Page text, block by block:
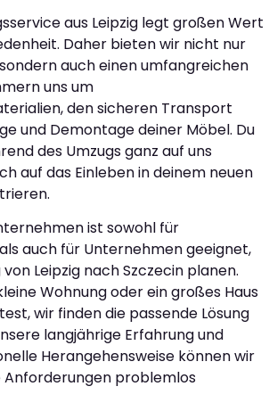
aus Leipzig legt großen Wert
Daher bieten wir nicht nur
auch einen umfangreichen
uns um
den sicheren Transport
und Demontage deiner Möbel. Du
des Umzugs ganz auf uns
auf das Einleben in deinem neuen
ist sowohl für
auch für Unternehmen geeignet,
Leipzig nach Szczecin planen.
Wohnung oder ein großes Haus
wir finden die passende Lösung
langjährige Erfahrung und
Herangehensweise können wir
Anforderungen problemlos